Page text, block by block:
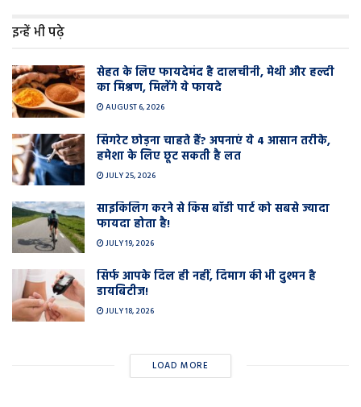
इन्हें भी पढ़े
सेहत के लिए फायदेमंद है दालचीनी, मेथी और हल्दी
का मिश्रण, मिलेंगे ये फायदे
AUGUST 6, 2026
सिगरेट छोड़ना चाहते हैं? अपनाएं ये 4 आसान तरीके,
हमेशा के लिए छूट सकती है लत
JULY 25, 2026
साइकिलिंग करने से किस बॉडी पार्ट को सबसे ज्यादा
फायदा होता है!
JULY 19, 2026
सिर्फ आपके दिल ही नहीं, दिमाग की भी दुश्मन है
डायबिटीज!
JULY 18, 2026
LOAD MORE